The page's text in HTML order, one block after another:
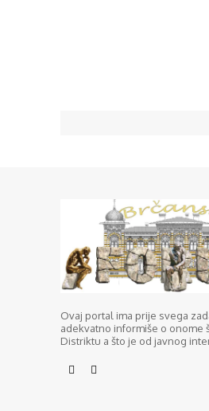
Ovaj portal ima prije svega
adekvatno informiše o onome
Distriktu a što je od javnog